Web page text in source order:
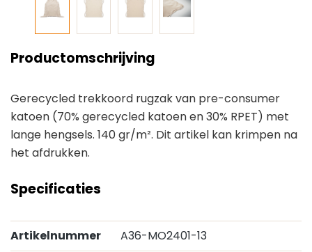
Productomschrijving
Gerecycled trekkoord rugzak van pre-consumer
katoen (70% gerecycled katoen en 30% RPET) met
lange hengsels. 140 gr/m². Dit artikel kan krimpen na
het afdrukken.
Specificaties
Artikelnummer
A36-MO2401-13